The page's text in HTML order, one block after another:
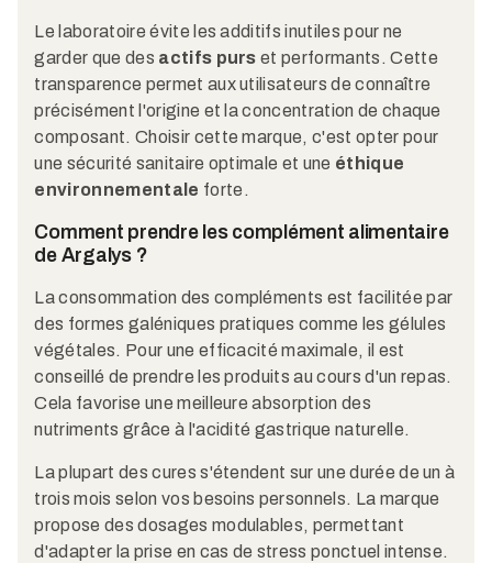
Le laboratoire évite les additifs inutiles pour ne
garder que des actifs purs et performants. Cette
transparence permet aux utilisateurs de connaître
précisément l'origine et la concentration de chaque
composant. Choisir cette marque, c'est opter pour
une sécurité sanitaire optimale et une éthique
environnementale forte.
Comment prendre les complément alimentaire
de Argalys ?
La consommation des compléments est facilitée par
des formes galéniques pratiques comme les gélules
végétales. Pour une efficacité maximale, il est
conseillé de prendre les produits au cours d'un repas.
Cela favorise une meilleure absorption des
nutriments grâce à l'acidité gastrique naturelle.
La plupart des cures s'étendent sur une durée de un à
trois mois selon vos besoins personnels. La marque
propose des dosages modulables, permettant
d'adapter la prise en cas de stress ponctuel intense.